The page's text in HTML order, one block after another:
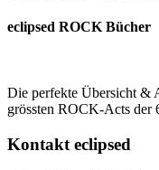
eclipsed ROCK Bücher
Die perfekte Übersicht &
grössten ROCK-Acts der
Kontakt eclipsed